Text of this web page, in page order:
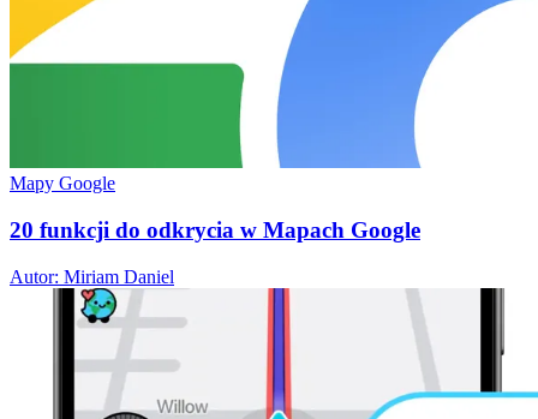
Mapy Google
20 funkcji do odkrycia w Mapach Google
Autor: Miriam Daniel